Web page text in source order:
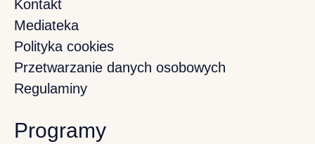
Kontakt
Mediateka
Polityka cookies
Przetwarzanie danych osobowych
Regulaminy
Programy